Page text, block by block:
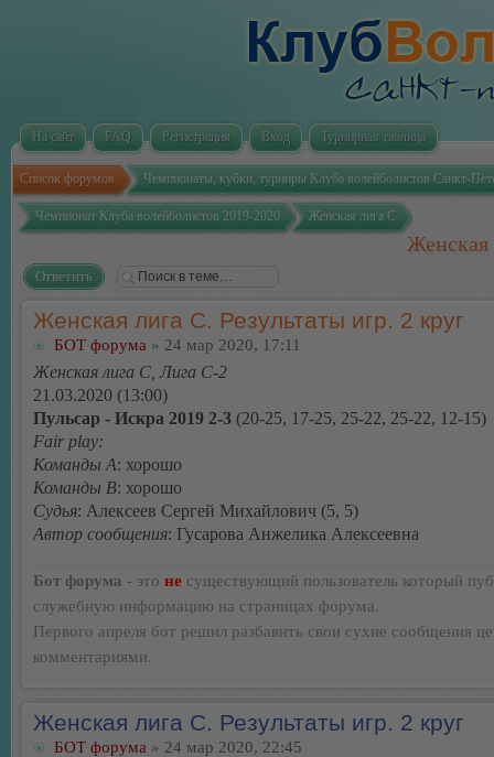
На сайт FAQ Регистрация Вход Турнирная таблица
Список форумов Чемпионаты, кубки, турниры Клуба волейболистов Санкт-
Чемпионат Клуба волейболистов 2019-2020 Женская лига С
Женская
Ответить
Женская лига С. Результаты игр. 2 круг
БОТ форума » 24 мар 2020, 17:11
Женская лига С, Лига С-2
21.03.2020 (13:00)
Пульсар - Искра 2019 2-3 (20-25, 17-25, 25-22, 25-22, 12-15)
Fair play:
Команды А: хорошо
Команды В: хорошо
Судья: Алексеев Сергей Михайлович (5, 5)
Автор сообщения: Гусарова Анжелика Алексеевна
Бот форума - это не существующий пользователь который
служебную информацию на страницах форума.
Первого апреля бот решил разбавить свои сухие сообщения
комментариями.
Женская лига С. Результаты игр. 2 круг
БОТ форума » 24 мар 2020, 22:45